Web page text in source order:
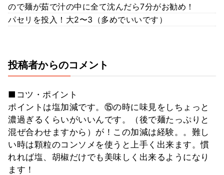
ので麺が茹で汁の中に全て沈んだら7分がお勧め！
パセリを投入！大2〜3（多めでいいです）
投稿者からのコメント
■コツ・ポイント
ポイントは塩加減です。⑮の時に味見をしちょっと
濃過ぎるくらいがいいんです。（後で麺たっぷりと
混ぜ合わせますから）が！この加減は経験。。難し
い時は顆粒のコンソメを使うと上手く出来ます。慣
れれば塩、胡椒だけでも美味しく出来るようになり
ます！